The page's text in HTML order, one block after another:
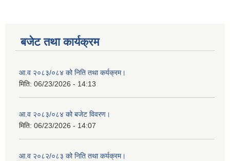
बजेट तथा कार्यक्रम
आ.व २०८३/०८४ को निति तथा कर्यक्रम।
मिति: 06/23/2026 - 14:13
आ.व २०८३/०८४ को बजेट विवरण।
मिति: 06/23/2026 - 14:07
आ.व २०८२/०८३ को निति तथा कर्यक्रम।